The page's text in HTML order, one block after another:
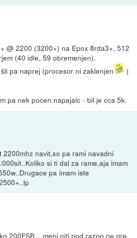
@ 2200 (3200+) na Epox 8rda3+, 512
(40 idle, 59 obremenjen).
pa naprej (procesor ni zaklenjen
)
pa nek pocen napajalc - bil je cca 5k.
navit,so pa rami navadni
si ti dal za rame,aja imam
pa imam iste
200FSB....meni niti pod razno ne gre